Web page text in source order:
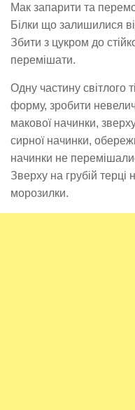
Мак запарити та
Білки що залишилися
Збити з цукром до
перемішати.
Одну частину світлого
форму, зробити
макової начинки,
сирної начинки,
начинки не
Зверху на грубій терці
морозилки.